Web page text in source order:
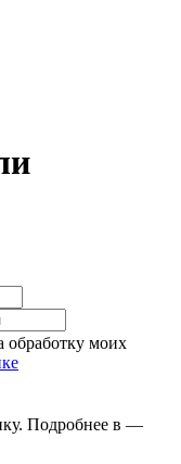
обработку моих
Подробнее в —